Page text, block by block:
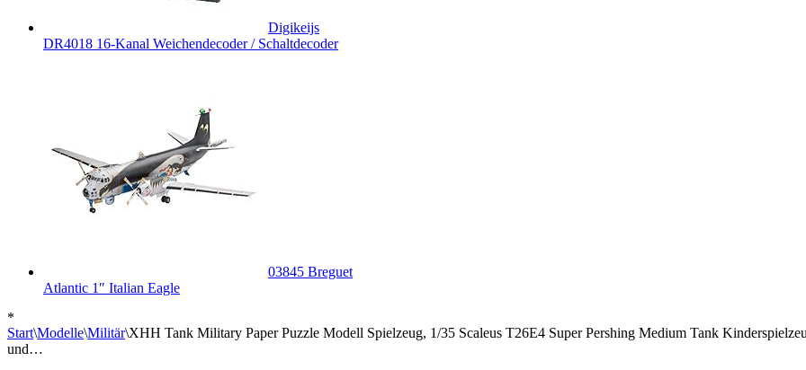
Digikeijs
DR4018 16-Kanal Weichendecoder / Schaltdecoder
03845 Breguet
Atlantic 1″ Italian Eagle
*
Start\Modelle\Militär\XHH Tank Military Paper Puzzle Modell Spielzeug, 1/35 Scaleus T26E4 Super Pershing Medium Tank
und…